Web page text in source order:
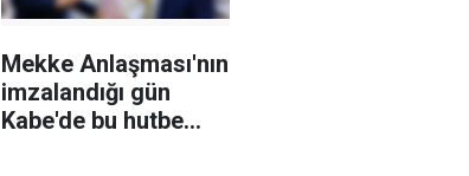
Mekke Anlaşması'nın
imzalandığı gün
Kabe'de bu hutbe